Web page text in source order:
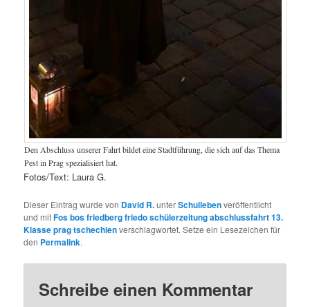
Den Abschluss unserer Fahrt bildet eine Stadtführung, die sich auf das Thema
Pest in Prag spezialisiert hat.
Fotos/Text: Laura G.
Dieser Eintrag wurde von David R.unterSchullebenveröffentlicht
und mitFos bos friedberg friedo schülerzeitung abschlussfahrt 13.
Klasse prag tschechienverschlagwortet. Setze ein Lesezeichen für
den Permalink.
Schreibe einen Kommentar